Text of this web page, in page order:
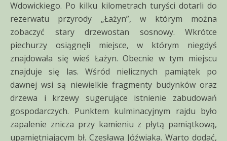
Wdowickiego. Po kilku kilometrach turyści dotarli do
rezerwatu przyrody „Łażyn”, w którym można
zobaczyć stary drzewostan sosnowy. Wkrótce
piechurzy osiągnęli miejsce, w którym niegdyś
znajdowała się wieś Łażyn. Obecnie w tym miejscu
znajduje się las. Wśród nielicznych pamiątek po
dawnej wsi są niewielkie fragmenty budynków oraz
drzewa i krzewy sugerujące istnienie zabudowań
gospodarczych. Punktem kulminacyjnym rajdu było
zapalenie znicza przy kamieniu z płytą pamiątkową,
upamiętniającym bł. Czesława Jóźwiaka. Warto dodać,